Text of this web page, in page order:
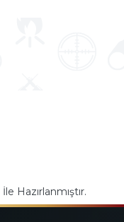
İle Hazırlanmıştır.